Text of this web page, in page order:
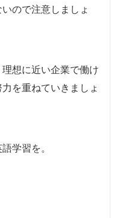
ので注意しましょ
想に近い企業で働け
を重ねていきましょ
学習を。